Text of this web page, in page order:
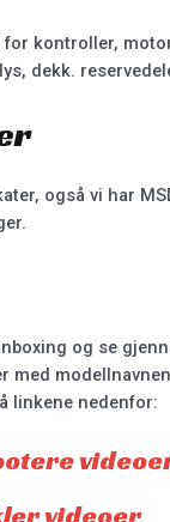
for kontroller,
dekk.
også vi har
og se
med
linkene nedenfor:
videoer